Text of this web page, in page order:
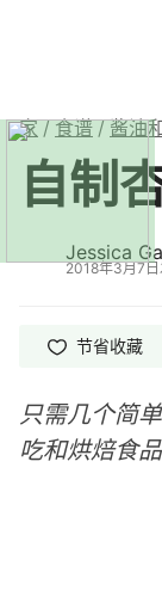
家 / 食谱 / 酱油
自制
Jessica
2018年3月7日
节省收藏
只需几个简
吃和烘焙食